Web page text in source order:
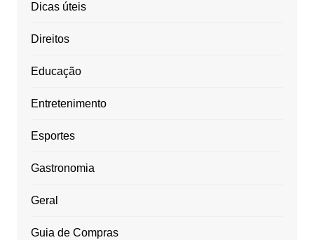
Dicas úteis
Direitos
Educação
Entretenimento
Esportes
Gastronomia
Geral
Guia de Compras